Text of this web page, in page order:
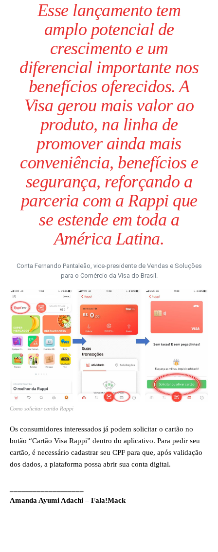
Esse lançamento tem
amplo potencial de
crescimento e um
diferencial importante nos
benefícios oferecidos. A
Visa gerou mais valor ao
produto, na linha de
promover ainda mais
conveniência, benefícios e
segurança, reforçando a
parceria com a Rappi que
se estende em toda a
América Latina.
Conta Fernando Pantaleão, vice-presidente de Vendas e Soluções
para o Comércio da Visa do Brasil.
Como solicitar cartão Rappi
Os consumidores interessados já podem solicitar o cartão no
botão “Cartão Visa Rappi” dentro do aplicativo. Para pedir seu
cartão, é necessário cadastrar seu CPF para que, após validação
dos dados, a plataforma possa abrir sua conta digital.
Amanda Ayumi Adachi – Fala!Mack